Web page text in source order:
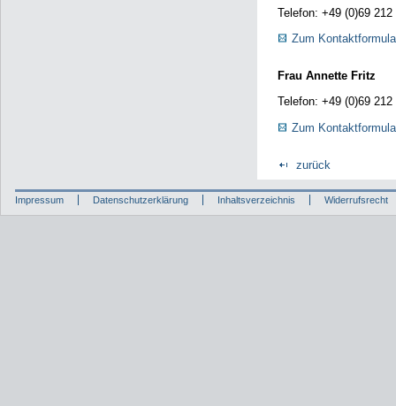
Telefon: +49 (0)69 212
Zum
Frau Annette Fritz
Telefon: +49 (0)69 212
Zum
zurück
Impressum Datenschutzerklärung Inhaltsverzeichnis Widerrufsrecht